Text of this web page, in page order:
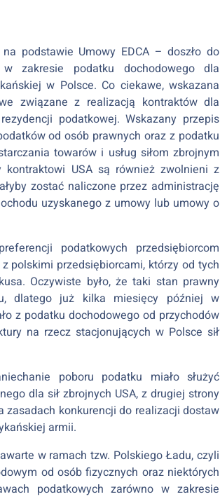
podstawie Umowy EDCA – doszło do
w zakresie podatku dochodowego dla
w Polsce. Co ciekawe, wskazana
związane z realizacją kontraktów dla
podatkowej. Wskazany przepis
od osób prawnych oraz z podatku
towarów i usług siłom zbrojnym
kontraktowi USA są również zwolnieni z
zostać naliczone przez administrację
uzyskanego z umowy lub umowy o
podatkowych przedsiębiorcom
polskimi przedsiębiorcami, którzy od tych
Oczywiste było, że taki stan prawny
dlatego już kilka miesięcy później w
z podatku dochodowego od przychodów
na rzecz stacjonujących w Polsce sił
poboru podatku miało służyć
dla sił zbrojnych USA, z drugiej strony
konkurencji do realizacji dostaw
armii.
w ramach tzw. Polskiego Ładu, czyli
od osób fizycznych oraz niektórych
podatkowych zarówno w zakresie